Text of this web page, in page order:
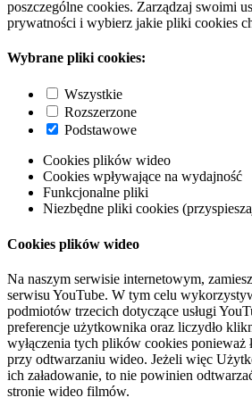
poszczególne cookies. Zarządzaj swoimi
prywatności i wybierz jakie pliki cookies
Wybrane pliki cookies:
Wszystkie
Rozszerzone
Podstawowe
Cookies plików wideo
Cookies wpływające na wydajność
Funkcjonalne pliki
Niezbędne pliki cookies
Cookies plików wideo
Na naszym serwisie internetowym,
serwisu YouTube. W tym celu
podmiotów trzecich dotyczące usługi
preferencje użytkownika oraz liczydło
wyłączenia tych plików cookies ponieważ
przy odtwarzaniu wideo. Jeżeli więc
ich załadowanie, to nie powinien
stronie wideo filmów.